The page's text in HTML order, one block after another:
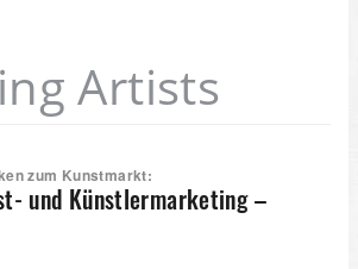
Artists
zum Kunstmarkt:
und Künstlermarketing –